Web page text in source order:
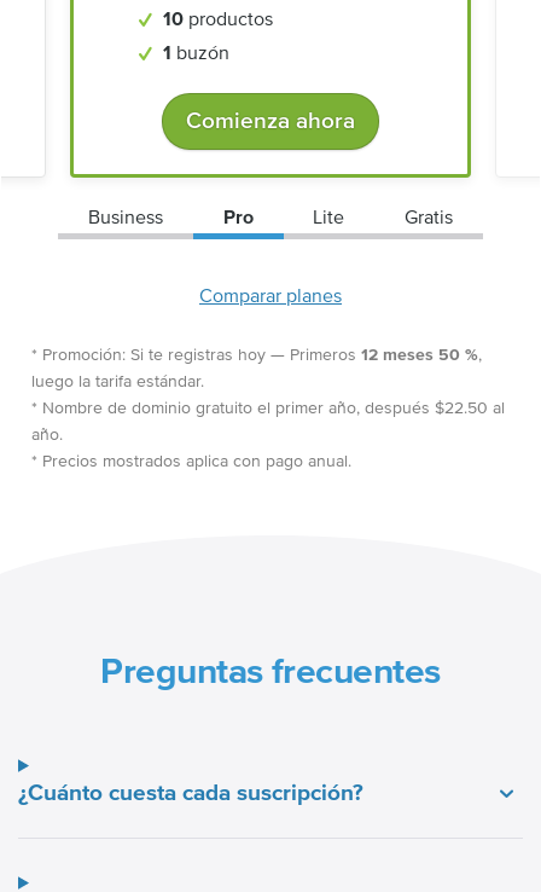
10 productos
1 buzón
Comienza ahora
Business Pro Lite Gratis
Comparar planes
* Promoción: Si te registras hoy — Primeros 12 meses 50 %,
luego la tarifa estándar.
* Nombre de dominio gratuito el primer año, después $22.50 al
año.
* Precios mostrados aplica con pago anual.
Preguntas frecuentes
¿Cuánto cuesta cada suscripción?